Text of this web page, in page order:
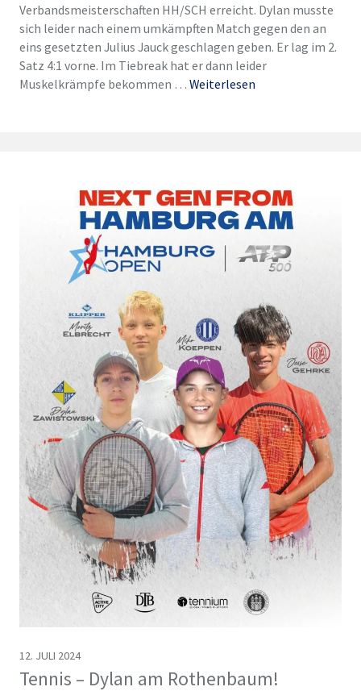
Verbandsmeisterschaften HH/SCH erreicht. Dylan musste
sich leider nach einem umkämpften Match gegen den an
eins gesetzten Julius Jauck geschlagen geben. Er lag im 2.
Satz 4:1 vorne. Im Tiebreak hat er dann leider
Muskelkrämpfe bekommen … Weiterlesen
Tennis – Dylan am Rothenbaum!
12. JULI 2024